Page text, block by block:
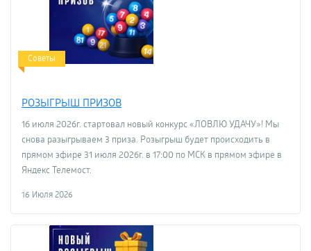
Советы
РОЗЫГРЫШ ПРИЗОВ
16 июля 2026г. стартовал новый конкурс «ЛОВЛЮ УДАЧУ»! Мы
снова разыгрываем 3 приза. Розыгрыш будет происходить в
прямом эфире 31 июля 2026г. в 17:00 по МСК в прямом эфире в
Яндекс Телемост.
16 Июля 2026